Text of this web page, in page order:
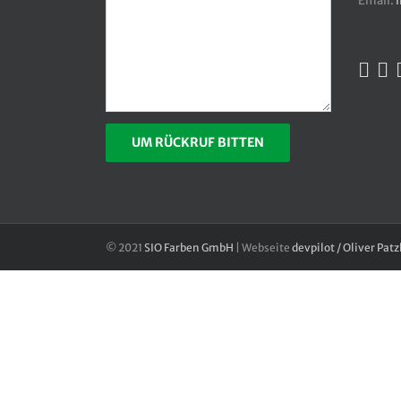
© 2021 SIO Farben GmbH | Webseite devpilot / Oliver